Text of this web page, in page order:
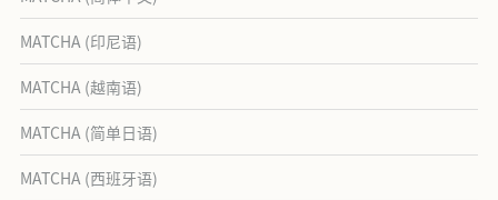
MATCHA (印尼语)
MATCHA (越南语)
MATCHA (简单日语)
MATCHA (西班牙语)